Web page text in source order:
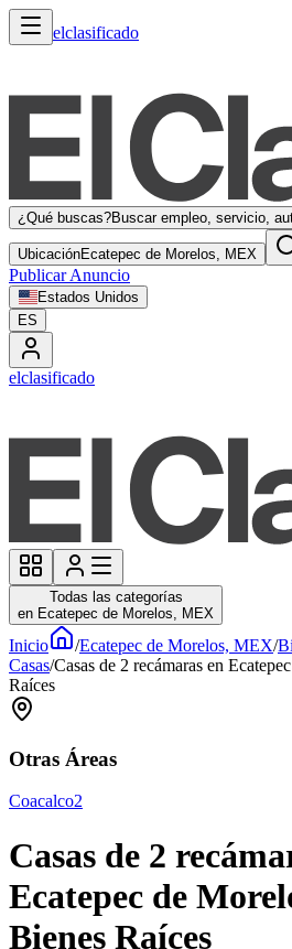
elclasificado
¿Qué buscas?Buscar empleo, servicio,
UbicaciónEcatepec de Morelos, MEX
Publicar Anuncio
Estados Unidos
ES
elclasificado
Todas las categorías
en Ecatepec de Morelos, MEX
Inicio /Ecatepec de Morelos, MEX/
Casas/Casas de 2 recámaras en
Raíces
Otras Áreas
Coacalco2
Casas de 2
Ecatepec de
Bienes Raíces